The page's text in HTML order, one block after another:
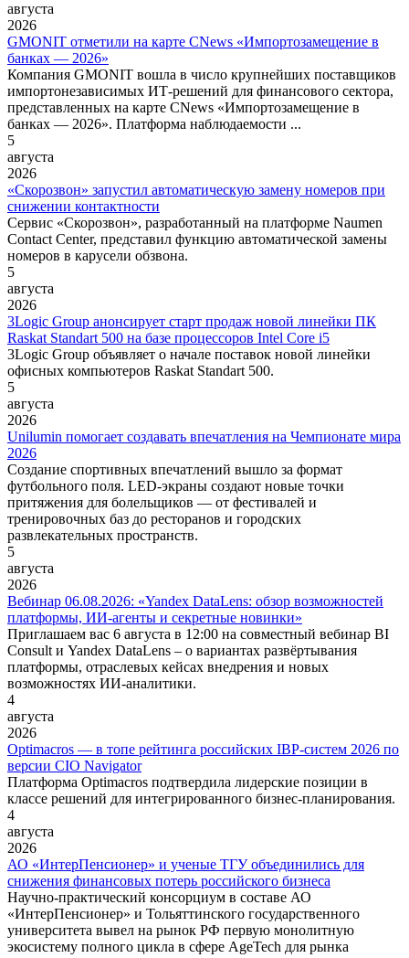
августа
2026
GMONIT отметили на карте CNews «Импортозамещение в
банках — 2026»
Компания GMONIT вошла в число крупнейших поставщиков
импортонезависимых ИТ-решений для финансового сектора,
представленных на карте CNews «Импортозамещение в
банках — 2026». Платформа наблюдаемости ...
5
августа
2026
«Скорозвон» запустил автоматическую замену номеров при
снижении контактности
Сервис «Скорозвон», разработанный на платформе Naumen
Contact Center, представил функцию автоматической замены
номеров в карусели обзвона.
5
августа
2026
3Logic Group анонсирует старт продаж новой линейки ПК
Raskat Standart 500 на базе процессоров Intel Core i5
3Logic Group объявляет о начале поставок новой линейки
офисных компьютеров Raskat Standart 500.
5
августа
2026
Unilumin помогает создавать впечатления на Чемпионате мира
2026
Создание спортивных впечатлений вышло за формат
футбольного поля. LED-экраны создают новые точки
притяжения для болельщиков — от фестивалей и
тренировочных баз до ресторанов и городских
развлекательных пространств.
5
августа
2026
Вебинар 06.08.2026: «Yandex DataLens: обзор возможностей
платформы, ИИ-агенты и секретные новинки»
Приглашаем вас 6 августа в 12:00 на совместный вебинар BI
Consult и Yandex DataLens – о вариантах развёртывания
платформы, отраслевых кейсах внедрения и новых
возможностях ИИ-аналитики.
4
августа
2026
Optimacros — в топе рейтинга российских IBP-систем 2026 по
версии CIO Navigator
Платформа Optimacros подтвердила лидерские позиции в
классе решений для интегрированного бизнес-планирования.
4
августа
2026
АО «ИнтерПенсионер» и ученые ТГУ объединились для
снижения финансовых потерь российского бизнеса
Научно-практический консорциум в составе АО
«ИнтерПенсионер» и Тольяттинского государственного
университета вывел на рынок РФ первую монолитную
экосистему полного цикла в сфере AgeTech для рынка